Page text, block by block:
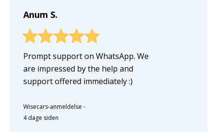
Anum S.
Prompt support on WhatsApp. We
are impressed by the help and
support offered immediately :)
Wisecars-anmeldelse -
4 dage siden